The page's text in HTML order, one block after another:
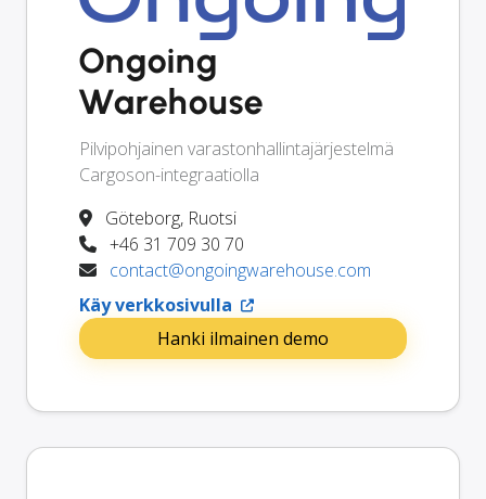
Ongoing
Warehouse
Pilvipohjainen varastonhallintajärjestelmä
Cargoson-integraatiolla
Göteborg, Ruotsi
+46 31 709 30 70
contact@ongoingwarehouse.com
Käy verkkosivulla
Hanki ilmainen demo